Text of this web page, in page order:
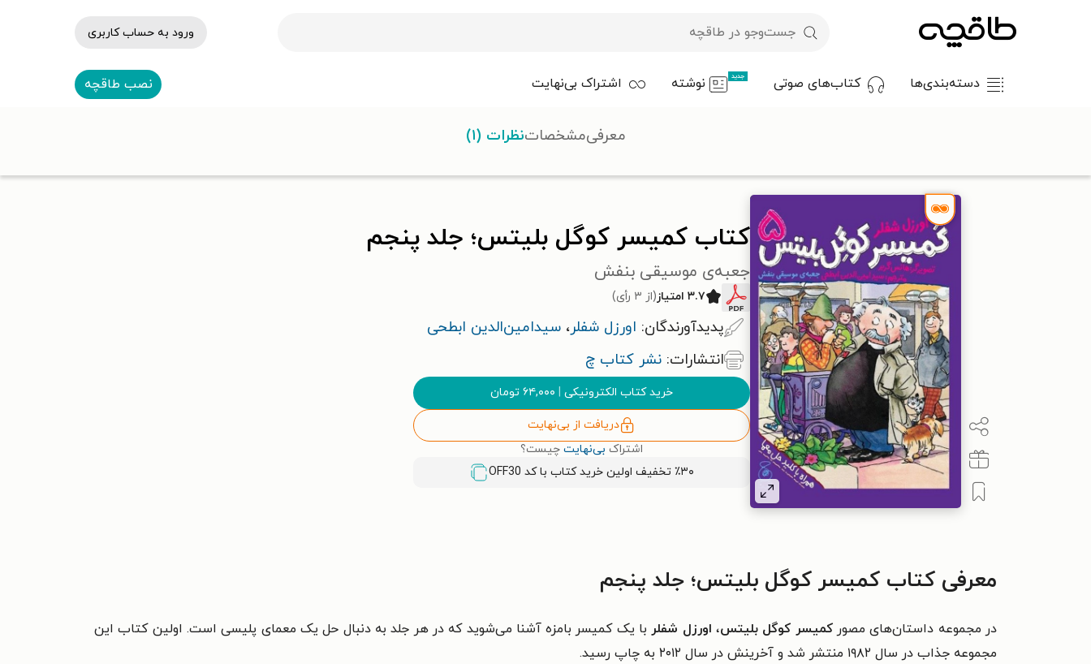
ورود به حساب کاربری
دسته‌بندی‌ها کتاب‌های صوتی جدید نوشته اشتراک بی‌نهایت نصب طاقچه
کتاب کمیسر کوگل بلیتس؛ جلد پنجم
جعبه‌ی موسیقی بنفش
۳.۷ امتیاز (از ۳ رأی)
پدیدآورندگان: اورزل شفلر، سیدامین‌الدین ابطحی
انتشارات: نشر کتاب چ
خرید کتاب الکترونیکی ۶۴,۰۰۰ تومان
دریافت از بی‌نهایت
اشتراک بی‌نهایت چیست؟
٪۳۰ تخفیف اولین خرید کتاب با کد
OFF30
معرفیمشخصاتنظرات (۱)
معرفی کتاب کمیسر کوگل بلیتس؛ جلد پنجم
در مجموعه داستان‌های مصورکمیسر کوگل بلیتس، اورزل شفلر با یک کمیسر بامزه آشنا می‌شوید که در هر جلد به دنبال حل یک معمای پلیسی است. اولین کتاب این
مجموعه جذاب در سال ۱۹۸۲ منتشر شد و آخرینش در سال ۲۰۱۲ به چاپ رسید.